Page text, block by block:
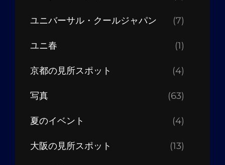
ユニバーサル・クールジャパン (7)
ユニ春 (1)
京都の見所スポット (4)
写真 (63)
夏のイベント (4)
大阪の見所スポット (13)